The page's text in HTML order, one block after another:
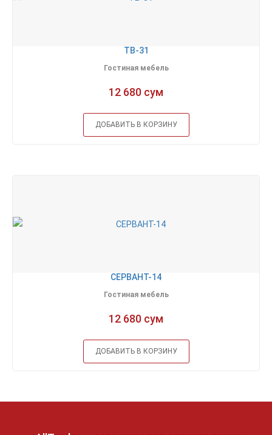
ТВ-31
Гостиная мебель
12 680 сум
ДОБАВИТЬ В КОРЗИНУ
СЕРВАНТ-14
Гостиная мебель
12 680 сум
ДОБАВИТЬ В КОРЗИНУ